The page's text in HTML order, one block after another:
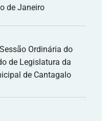
de Janeiro
Ordinária do
de Legislatura da
de Cantagalo